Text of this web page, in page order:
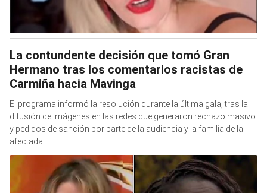
La contundente decisión que tomó Gran
Hermano tras los comentarios racistas de
Carmiña hacia Mavinga
El programa informó la resolución durante la última gala, tras la
difusión de imágenes en las redes que generaron rechazo masivo
y pedidos de sanción por parte de la audiencia y la familia de la
afectada